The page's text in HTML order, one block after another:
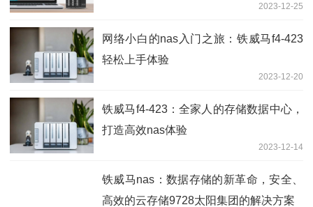
2023-12-25
网络小白的nas入门之旅：铁威马f4-423
轻松上手体验
2023-12-20
铁威马f4-423：全家人的存储数据中心，
打造高效nas体验
2023-12-14
铁威马nas：数据存储的新革命，安全、
高效的云存储9728太阳集团的解决方案